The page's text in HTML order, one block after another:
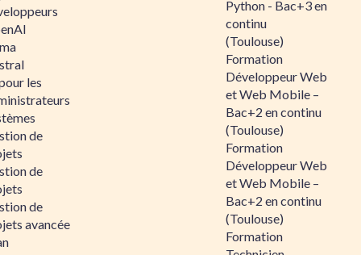
les
de
de
de
avancée
Python - Bac+3 en
continu
(Toulouse)
Formation
Développeur Web
et Web Mobile –
Bac+2 en continu
(Toulouse)
Formation
Développeur Web
et Web Mobile –
Bac+2 en continu
(Toulouse)
Formation